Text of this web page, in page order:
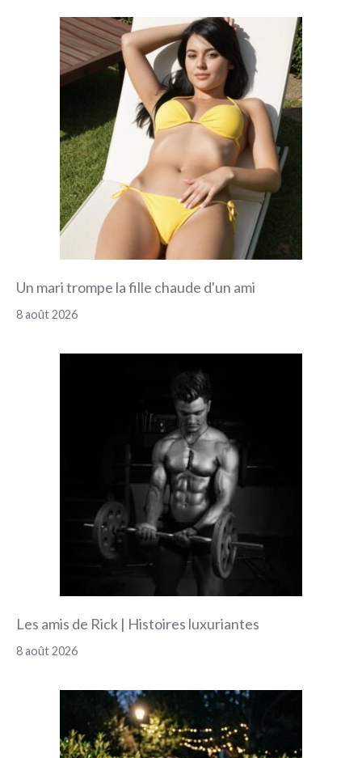
Un mari trompe la fille chaude d'un ami
8 août 2026
Les amis de Rick | Histoires luxuriantes
8 août 2026